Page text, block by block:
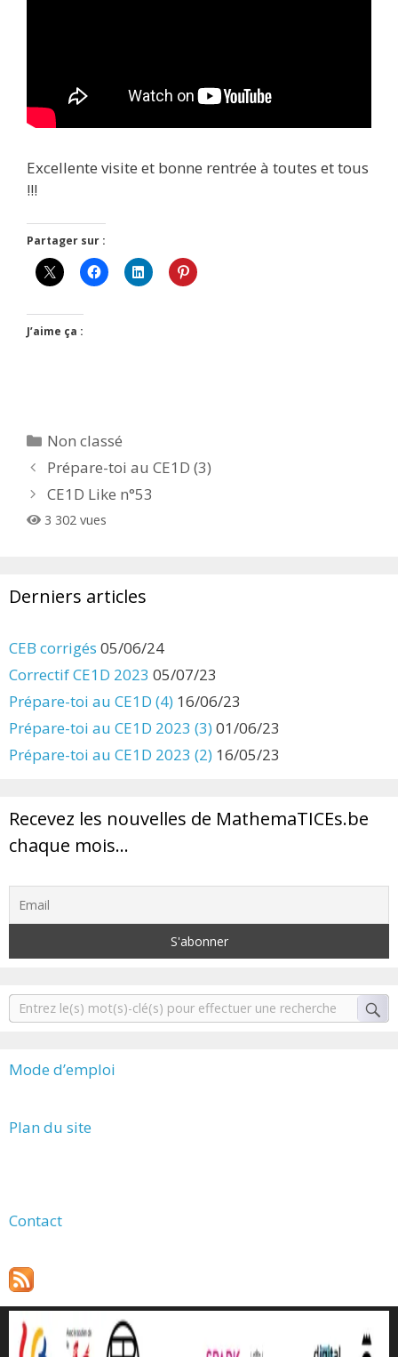
Excellente visite et bonne rentrée à toutes et tous
!!!
Partager sur :
J’aime ça :
Catégories
Non classé
Prépare-toi au CE1D (3)
CE1D Like n°53
3 302 vues
Derniers articles
CEB corrigés 05/06/24
Correctif CE1D 2023 05/07/23
Prépare-toi au CE1D (4) 16/06/23
Prépare-toi au CE1D 2023 (3)01/06/23
Prépare-toi au CE1D 2023 (2) 16/05/23
Recevez les nouvelles de MathemaTICEs.be
chaque mois…
Mode d’emploi
Plan du site
Contact